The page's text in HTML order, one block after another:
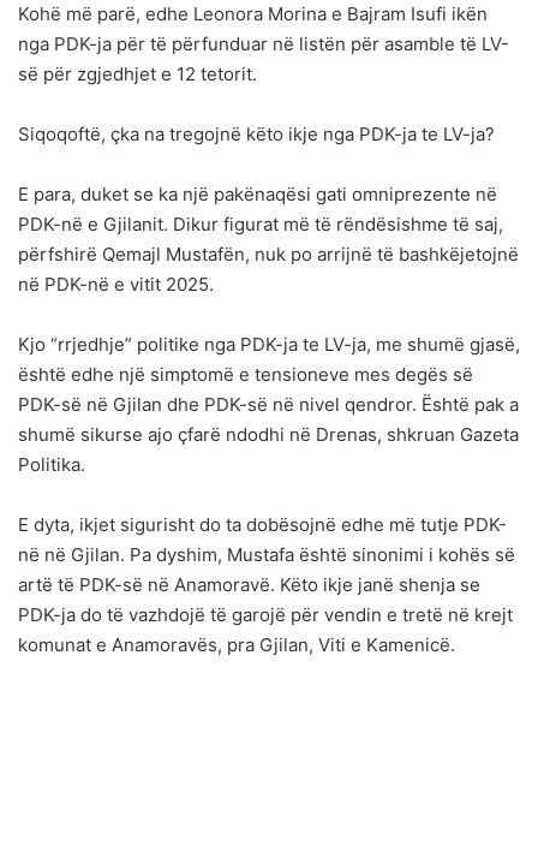
Kohë më parë, edhe Leonora Morina e Bajram Isufi ikën
nga PDK-ja për të përfunduar në listën për asamble të LV-
së për zgjedhjet e 12 tetorit.
Siqoqoftë, çka na tregojnë këto ikje nga PDK-ja te LV-ja?
E para, duket se ka një pakënaqësi gati omniprezente në
PDK-në e Gjilanit. Dikur figurat më të rëndësishme të saj,
përfshirë Qemajl Mustafën, nuk po arrijnë të bashkëjetojnë
në PDK-në e vitit 2025.
Kjo “rrjedhje” politike nga PDK-ja te LV-ja, me shumë gjasë,
është edhe një simptomë e tensioneve mes degës së
PDK-së në Gjilan dhe PDK-së në nivel qendror. Është pak a
shumë sikurse ajo çfarë ndodhi në Drenas, shkruan Gazeta
Politika.
E dyta, ikjet sigurisht do ta dobësojnë edhe më tutje PDK-
në në Gjilan. Pa dyshim, Mustafa është sinonimi i kohës së
artë të PDK-së në Anamoravë. Këto ikje janë shenja se
PDK-ja do të vazhdojë të garojë për vendin e tretë në krejt
komunat e Anamoravës, pra Gjilan, Viti e Kamenicë.